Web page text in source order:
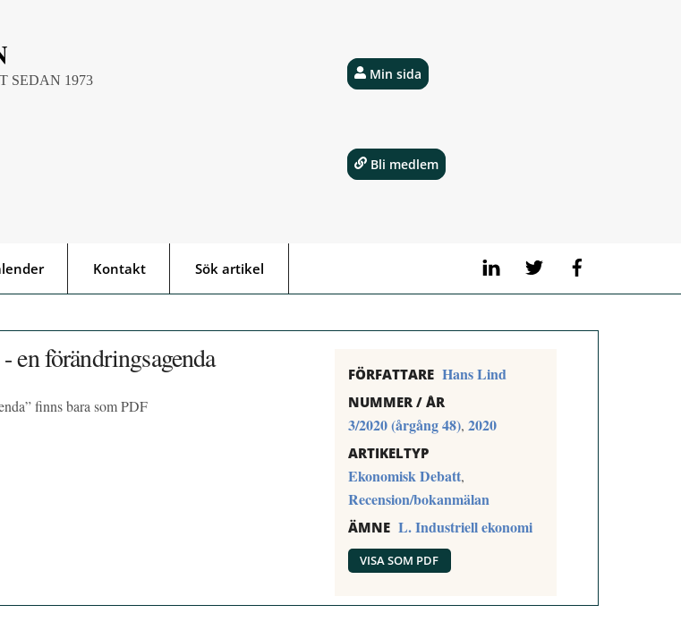
SEDAN 1973
LinkedIn Twitter
Kontakt Sök artikel
Min sida
Bli medlem
förändringsagenda
finns bara som PDF
FÖRFATTARE Hans Lind
NUMMER / ÅR
3/2020 (årgång 48), 2020
ARTIKELTYP
Ekonomisk Debatt,
Recension/bokanmälan
ÄMNE L. Industriell ekonomi
VISA SOM PDF